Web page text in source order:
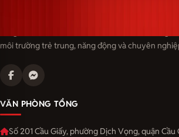
môi trường trẻ trung, năng động và chuyên
VĂN PHÒNG TỔNG
Số 201 Cầu Giấy, phường Dịch Vọng, quận Cầu